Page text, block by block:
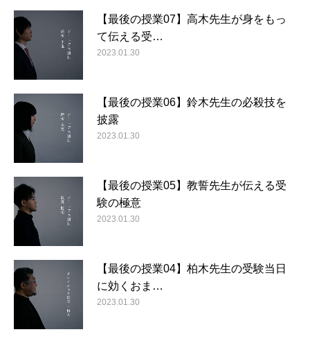
【最後の授業07】高木先生が身をもっ
て伝える受…
2023.01.30
【最後の授業06】鈴木先生の必殺技を
披露
2023.01.30
【最後の授業05】教誓先生が伝える受
験の極意
2023.01.30
【最後の授業04】柏木先生の受験当日
に効くおま…
2023.01.30